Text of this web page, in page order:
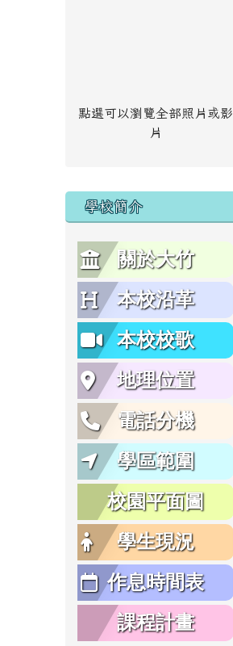
點選可以瀏覽全部照片或影
片
學校簡介
關於大竹
本校沿革
本校校歌
地理位置
電話分機
學區範圍
校園平面圖
學生現況
作息時間表
課程計畫